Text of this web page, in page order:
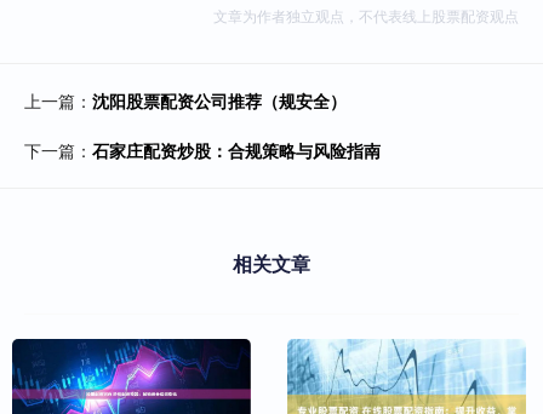
文章为作者独立观点，不代表线上股票配资观点
上一篇： 沈阳股票配资公司推荐（规安全）
下一篇： 石家庄配资炒股：合规策略与风险指南
相关文章